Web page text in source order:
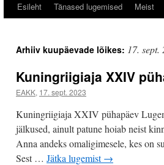
Esileht Tänased lugemised Meist
Arhiiv kuupäevade lõikes: 17. sept.
Kuningriigiaja XXIV
EAKK, 17. sept. 2023
Kuningriigiaja XXIV pühapäev
jälkused, ainult patune hoiab neist
Anna andeks omaligimesele, kes on
Sest … Jätka lugemist→